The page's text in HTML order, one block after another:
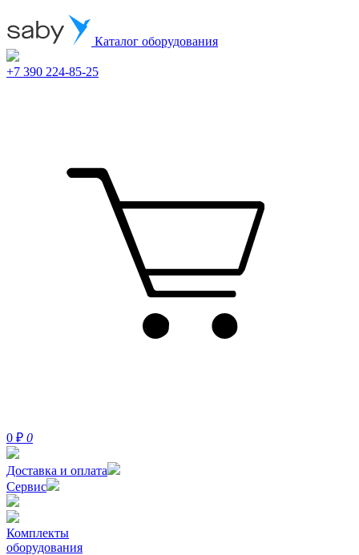
Каталог оборудования
+7 390 224-85-25
0 ₽ 0
Доставка и оплата
Сервис
Комплекты
оборудования